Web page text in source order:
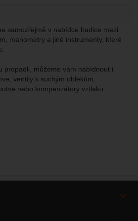
samozřejmě v nabídce hadice mezi
manometry a jiné instrumenty, které
propadli, můžeme vám nabídnout i
ventily k suchým oblekům,
nebo kompenzátory vztlaku.